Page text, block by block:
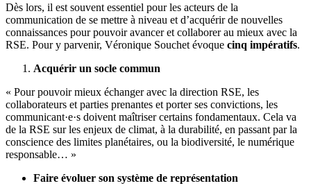
Dès lors, il est souvent essentiel pour les acteurs de la
communication de se mettre à niveau et d’acquérir de nouvelles
connaissances pour pouvoir avancer et collaborer au mieux avec la
RSE. Pour y parvenir, Véronique Souchet évoque cinq impératifs.
Acquérir un socle commun
« Pour pouvoir mieux échanger avec la direction RSE, les
collaborateurs et parties prenantes et porter ses convictions, les
communicant·e·s doivent maîtriser certains fondamentaux. Cela va
de la RSE sur les enjeux de climat, à la durabilité, en passant par la
conscience des limites planétaires, ou la biodiversité, le numérique
responsable… »
Faire évoluer son système de représentation